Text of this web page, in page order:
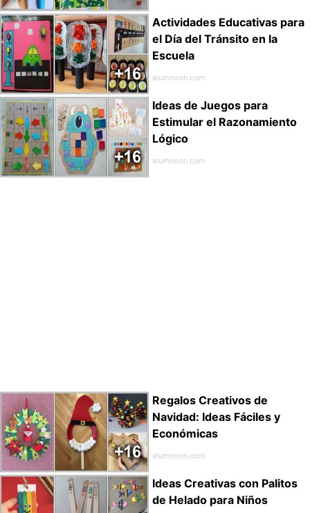
Actividades Educativas para
el Día del Tránsito en la
Escuela
alumnoon.com
Ideas de Juegos para
Estimular el Razonamiento
Lógico
alumnoon.com
Regalos Creativos de
Navidad: Ideas Fáciles y
Económicas
alumnoon.com
Ideas Creativas con Palitos
de Helado para Niños